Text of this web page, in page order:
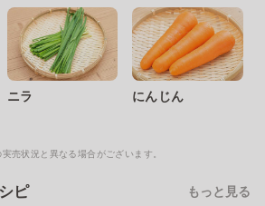
ニラ にんじん
売状況と異なる場合がございます。
ピ もっと見る